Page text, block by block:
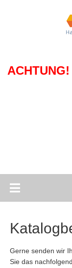
WILLKOMMEN
TÄTIGKEITEN
Betonblocksteine
Flugasche
Gerne senden wir
Sie das